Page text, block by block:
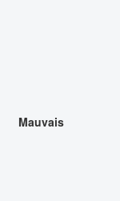
Mauvais